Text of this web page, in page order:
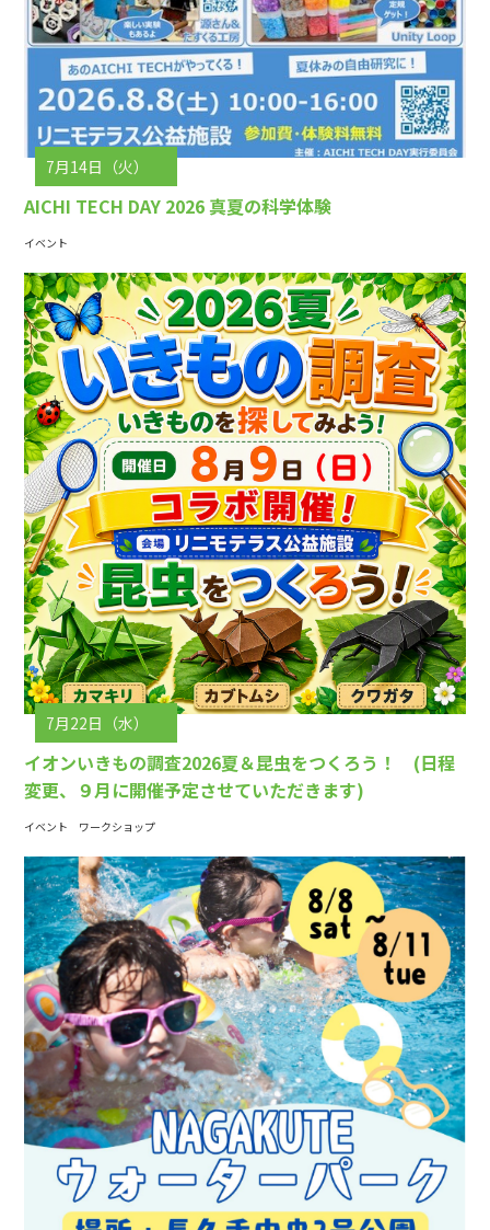
7月14日（火）
AICHI TECH DAY 2026 真夏の科学体験
イベント
7月22日（水）
イオンいきもの調査2026夏＆昆虫をつくろう！ (日程
変更、９月に開催予定させていただきます)
イベント ワークショップ